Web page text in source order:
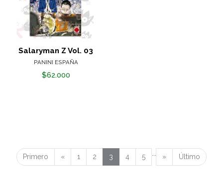
Salaryman Z Vol. 03
PANINI ESPAÑA
$62.000
Primero « 1 2 3 4 5 » Último